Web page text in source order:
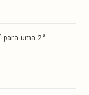
para uma 2ª